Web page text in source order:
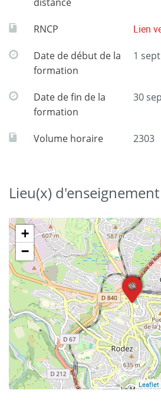
RNCP Lien
Date de début de la
formation
1
Date de fin de la
formation
30
Volume horaire 2303
Lieu(x) d'enseignement
+
−
Leaflet